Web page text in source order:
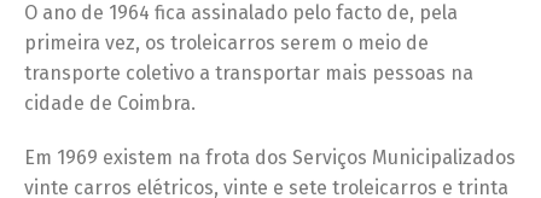
O ano de 1964 fica assinalado pelo facto de, pela
primeira vez, os troleicarros serem o meio de
transporte coletivo a transportar mais pessoas na
cidade de Coimbra.
Em 1969 existem na frota dos Serviços Municipalizados
vinte carros elétricos, vinte e sete troleicarros e trinta